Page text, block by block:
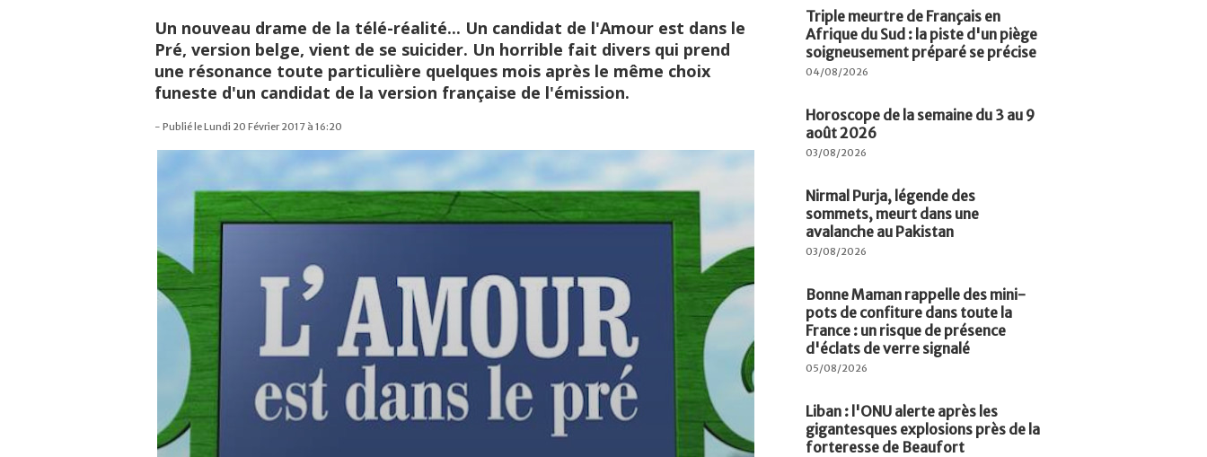
Un nouveau drame de la télé-réalité... Un candidat de l'Amour est dans le
Pré, version belge, vient de se suicider. Un horrible fait divers qui prend
une résonance toute particulière quelques mois après le même choix
funeste d'un candidat de la version française de l'émission.
- Publié le Lundi 20 Février 2017 à 16:20
Triple meurtre de Français en
Afrique du Sud : la piste d'un piège
soigneusement préparé se précise
04/08/2026
Horoscope de la semaine du 3 au 9
août 2026
03/08/2026
Nirmal Purja, légende des
sommets, meurt dans une
avalanche au Pakistan
03/08/2026
Bonne Maman rappelle des mini-
pots de confiture dans toute la
France : un risque de présence
d'éclats de verre signalé
05/08/2026
Liban : l'ONU alerte après les
gigantesques explosions près de la
forteresse de Beaufort